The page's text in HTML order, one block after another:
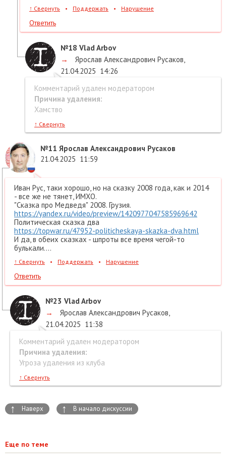
↑ Свернуть • Поддержать • Нарушение
Ответить
№18 Vlad Arbov
→
Ярослав Александрович Русаков
21.04.2025 14:26
Комментарий удален модератором
Причина удаления:
Хамство
↑ Свернуть
№11 Ярослав Александрович Русаков
21.04.2025 11:59
Иван Рус, таки хорошо, но на сказку 2008 года, как и 2014
- все же не тянет, ИМХО.
"Сказка про Медведя" 2008. Грузия.
https://yandex.ru/video/preview/1420977047585969642
Политическая сказка два
https://topwar.ru/47952-politicheskaya-skazka-dva.html
И да, в обеих сказках - шпроты все время чегой-то
булькали....
↑ Свернуть • Поддержать • Нарушение
Ответить
№23 Vlad Arbov
→
Ярослав Александрович Русаков
21.04.2025 11:38
Комментарий удален модератором
Причина удаления:
Угроза удаления из клуба
↑ Свернуть
↑ Наверх ↑ В начало дискуссии
Еще по теме